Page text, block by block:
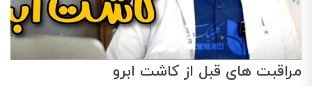
مراقبت های قبل از کاشت ابرو